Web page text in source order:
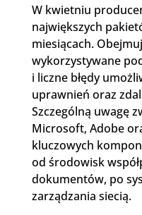
W kwietniu
największych
miesiącach.
wykorzystywane
i liczne błędy
uprawnień oraz
Szczególną uwagę
Microsoft, Adobe
kluczowych
od środowisk
dokumentów, po
zarządzania siecią.